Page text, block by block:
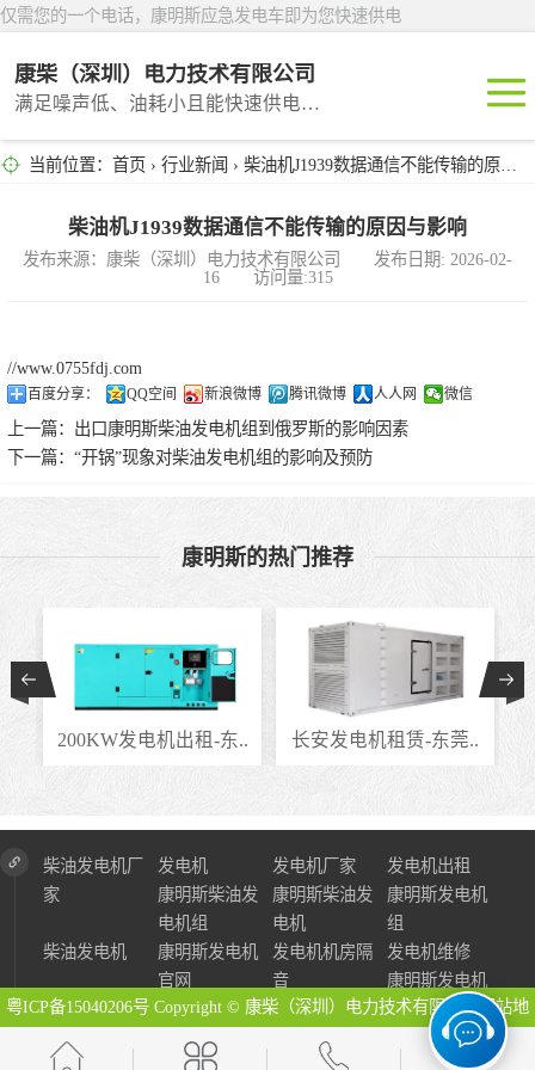
仅需您的一个电话，康明斯应急发电车即为您快速供电
康柴（深圳）电力技术有限公司
满足噪声低、油耗小且能快速供电的租赁产品
当前位置： 首页 › 行业新闻 › 柴油机J1939数据通信不能传输的原因与影响
柴油机J1939数据通信不能传输的原因与影响
发布来源：康柴（深圳）电力技术有限公司 发布日期: 2026-02-
16 访问量:315
//www.0755fdj.com
百度分享： QQ空间 新浪微博 腾讯微博 人人网 微信
上一篇： 出口康明斯柴油发电机组到俄罗斯的影响因素
下一篇： “开锅”现象对柴油发电机组的影响及预防
康明斯的热门推荐
200KW发电机出租-东.. 长安发电机租赁-东莞..
柴油发电机厂
家
发电机 发电机厂家
发电机出租
康明斯柴油发
电机组
康明斯柴油发
电机
康明斯发电机
组
柴油发电机
康明斯发电机
官网
发电机机房隔
音
发电机维修
康明斯发电机
粤ICP备15040206号 Copyright © 康柴（深圳）电力技术有限公司 网站地
图
深圳租赁
东莞租赁
汕头租赁